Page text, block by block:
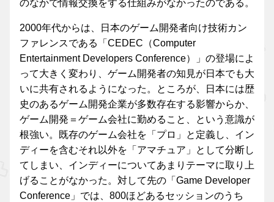
のなかで情報交換をする仕組みがなかったのである。
2000年代からは、日本のゲーム開発者向け技術カン
ファレンスである「CEDEC（Computer
Entertainment Developers Conference）」の登場によ
って大きく変わり、ゲーム開発者の知見が日本でも大
いに共有されるようになった。ところが、日本には歴
史のあるゲーム開発企業が多数存在する影響からか、
ゲーム開発＝ゲーム会社に勤めること、という意識が
根強い。既存のゲーム会社を「プロ」と定義し、イン
ディーを含むそれ以外を「アマチュア」として分断し
てしまい、インディーについてあまりテーマに取り上
げることがなかった。対して先の「Game Developer
Conference」では、800ほどあるセッションのうち